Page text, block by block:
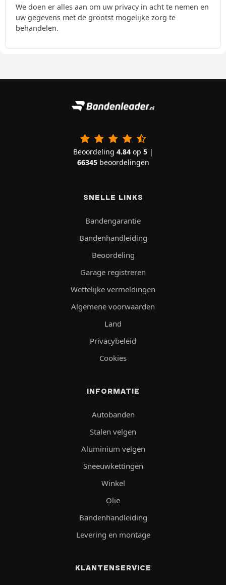
We doen er alles aan om uw privacy in acht te nemen en
uw gegevens met de grootst mogelijke zorg te
behandelen.
Beoordeling 4.84op 5|
66345beoordelingen
SNELLE LINKS
Bandengarantie
Bandenhandleiding
Beoordeling
Garage registreren
Wettelijke vermeldingen
Algemene voorwaarden
Land
Privacybeleid
Cookies
INFORMATIE
Autobanden
Stalen velgen
Aluminium velgen
Sneeuwkettingen
Winkel
Olie
Bandenhandleiding
Levering en montage
KLANTENSERVICE